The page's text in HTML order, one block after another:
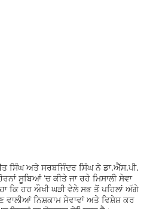
ਸਿੰਘ ਅਤੇ ਸਰਬਜਿੰਦਰ ਸਿੰਘ ਨੇ ਡਾ.ਐੱਸ.ਪੀ.
ਸੂਬਿਆਂ 'ਚ ਕੀਤੇ ਜਾ ਰਹੇ ਮਿਸਾਲੀ ਸੇਵਾ
ਕਿ ਹਰ ਔਖੀ ਘੜੀ ਵੇਲੇ ਸਭ ਤੋਂ ਪਹਿਲਾਂ ਅੱਗੇ
ਨਿਸ਼ਕਾਮ ਸੇਵਾਵਾਂ ਅਤੇ ਵਿਸ਼ੇਸ਼ ਕਰ